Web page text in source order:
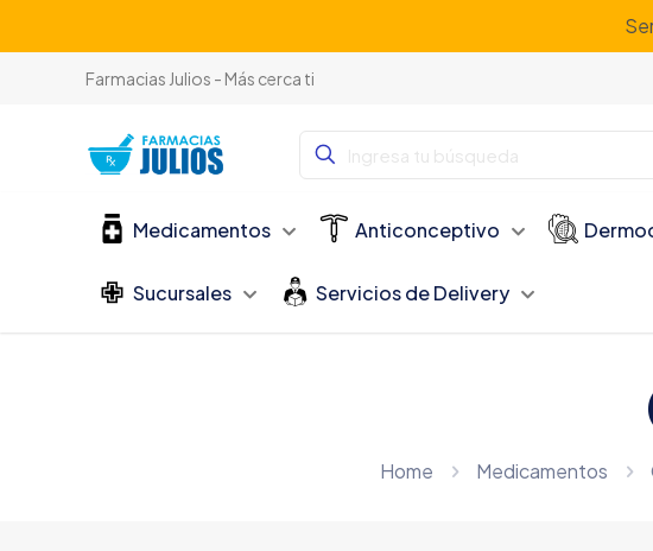
Farmacias Julios - Más cerca ti
Medicamentos Anticonceptivo
Sucursales Servicios de Delivery
Home Medicamentos